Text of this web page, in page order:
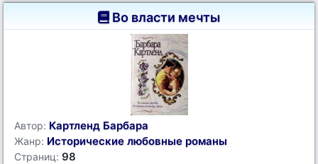
Во власти мечты
Автор: Картленд Барбара
Жанр: Исторические любовные романы
Страниц: 98